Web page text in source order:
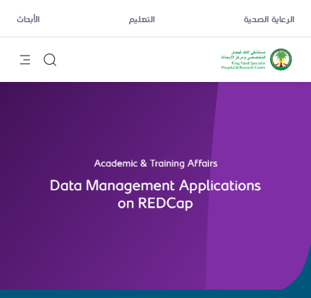
الرعاية الصحية التعليم الأبحاث